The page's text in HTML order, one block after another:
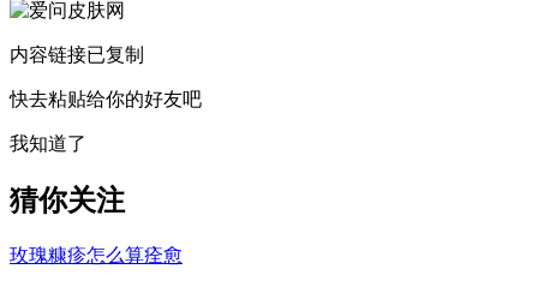
内容链接已复制
快去粘贴给你的好友吧
我知道了
猜你关注
玫瑰糠疹怎么算痊愈